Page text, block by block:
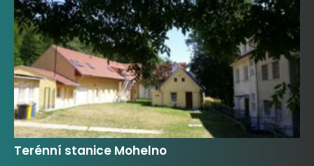
Terénní stanice Mohelno